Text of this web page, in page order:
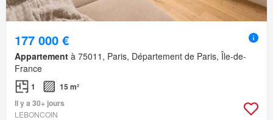
177 000 €
Appartement à 75011, Paris, Département de Paris, Île-de-
France
1
15 m²
Il y a 30+ jours
LEBONCOIN